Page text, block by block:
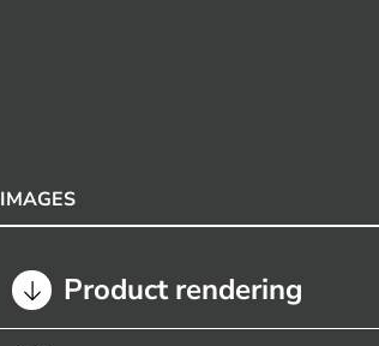
IMAGES
Product rendering